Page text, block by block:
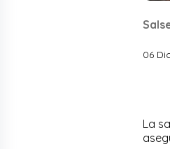
06
La